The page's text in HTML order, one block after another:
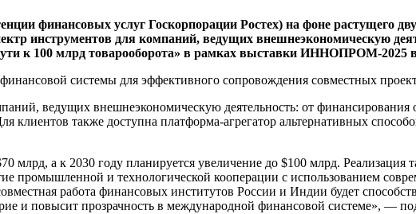
финансовых услуг Госкорпорации Ростех) на фоне растущего
инструментов для компаний, ведущих внешнеэкономическую
к 100 млрд товарооборота» в рамках выставки ИННОПРОМ-2025 в
системы для эффективного сопровождения совместных
ведущих внешнеэкономическую деятельность: от
также доступна платформа-агрегатор альтернативных
млрд, а к 2030 году планируется увеличение до $100 млрд.
промышленной и технологической кооперации с использованием
работа финансовых институтов России и Индии будет
и повысит прозрачность в международной финансовой системе»,